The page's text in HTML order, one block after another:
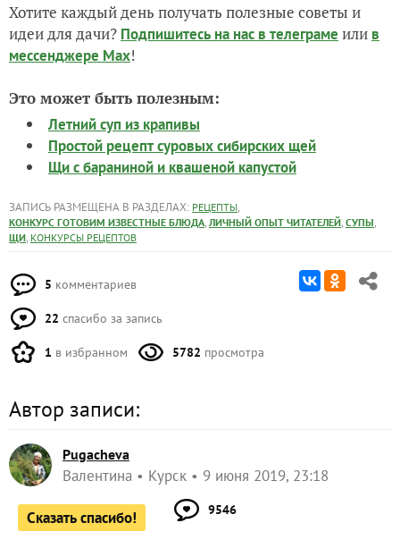
Хотите каждый день получать полезные советы и
идеи для дачи? Подпишитесь на нас в телеграме или в
мессенджере Max!
Это может быть полезным:
Летний суп из крапивы
Простой рецепт суровых сибирских щей
Щи с бараниной и квашеной капустой
ЗАПИСЬ РАЗМЕЩЕНА В РАЗДЕЛАХ: РЕЦЕПТЫ,
КОНКУРС ГОТОВИМ ИЗВЕСТНЫЕ БЛЮДА, ЛИЧНЫЙ ОПЫТ ЧИТАТЕЛЕЙ, СУПЫ,
ЩИ, КОНКУРСЫ РЕЦЕПТОВ
5 комментариев
22 спасибо за запись
1 в избранном 5782 просмотра
Автор записи:
Pugacheva
Валентина Курск 9 июня 2019, 23:18
Сказать спасибо! 9546